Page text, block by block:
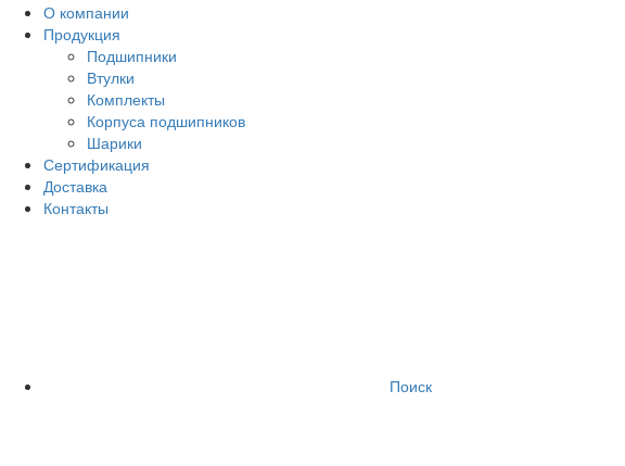
О компании
Продукция
Подшипники
Втулки
Комплекты
Корпуса подшипников
Шарики
Сертификация
Доставка
Контакты
Поиск